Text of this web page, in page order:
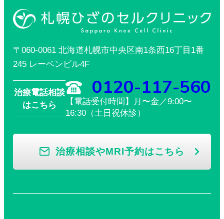
〒060-0061 北海道札幌市中央区南1条西16丁目1番
245 レーベンビル4F
治療電話相談
はこちら
0120-117-560
【電話受付時間】月〜金／9:00〜
16:30（土日祝休診）
治療相談やMRI予約はこちら